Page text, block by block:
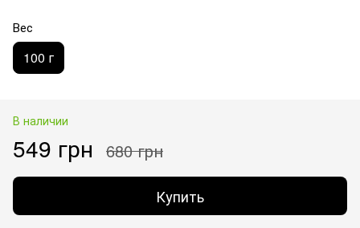
Вес
100 г
В наличии
549 грн 680 грн
Купить